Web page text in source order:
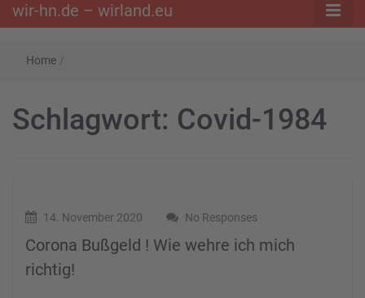
wir-hn.de – wirland.eu
Home /
Schlagwort: Covid-1984
14. November 2020 No Responses
Corona Bußgeld ! Wie wehre ich mich
richtig!